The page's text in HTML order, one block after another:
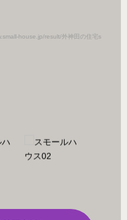
house.jp/result/外神田の住宅s